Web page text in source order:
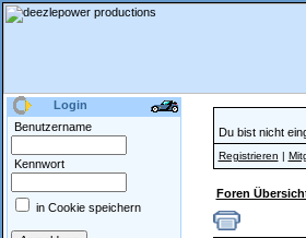
Login
Benutzername
Kennwort
in Cookie speichern
Du bist nicht
Registrieren |
Foren